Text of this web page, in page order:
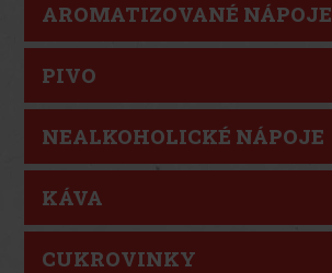
AROMATIZOVANÉ NÁPOJE
PIVO
NEALKOHOLICKÉ NÁPOJE
KÁVA
CUKROVINKY